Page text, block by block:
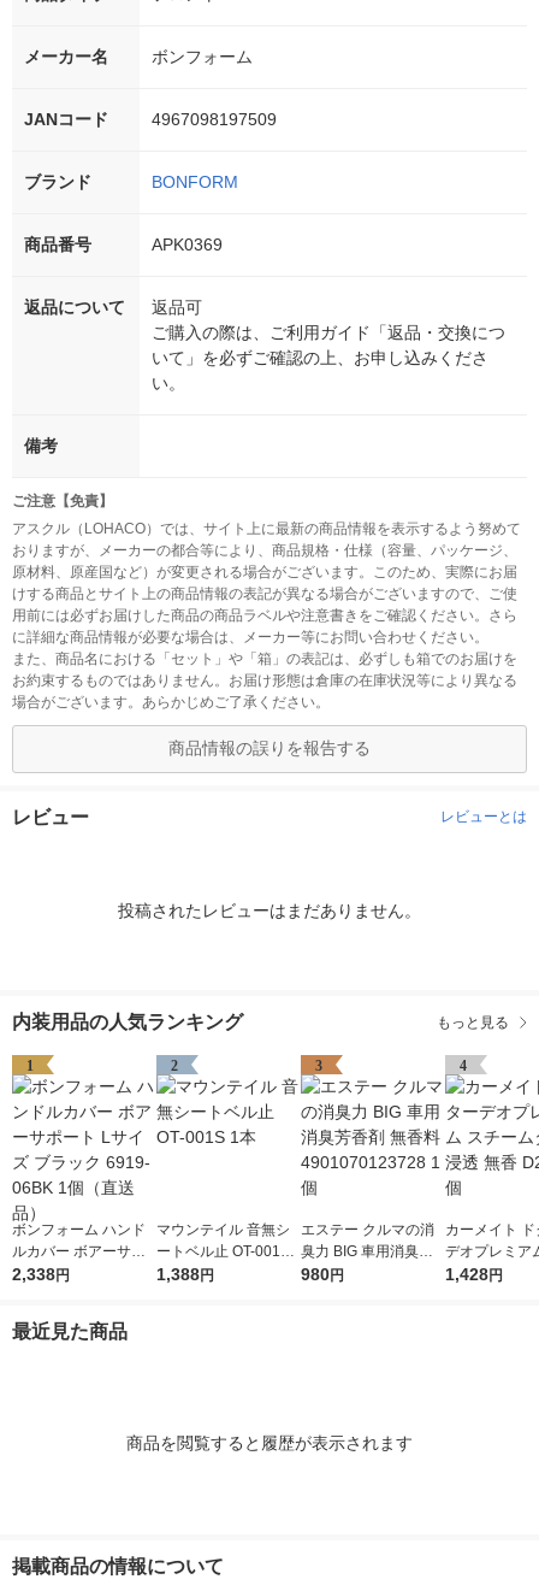
メーカー名 ボンフォーム
JANコード 4967098197509
ブランド BONFORM
商品番号 APK0369
返品について
返品可
ご購入の際は、ご利用ガイド「返品・交換につ
いて」を必ずご確認の上、お申し込みくださ
い。
備考
ご注意【免責】
アスクル（LOHACO）では、サイト上に最新の商品情報を表示するよう努めて
おりますが、メーカーの都合等により、商品規格・仕様（容量、パッケージ、
原材料、原産国など）が変更される場合がございます。このため、実際にお届
けする商品とサイト上の商品情報の表記が異なる場合がございますので、ご使
用前には必ずお届けした商品の商品ラベルや注意書きをご確認ください。さら
に詳細な商品情報が必要な場合は、メーカー等にお問い合わせください。
また、商品名における「セット」や「箱」の表記は、必ずしも箱でのお届けを
お約束するものではありません。お届け形態は倉庫の在庫状況等により異なる
場合がございます。あらかじめご了承ください。
商品情報の誤りを報告する
レビュー レビューとは
投稿されたレビューはまだありません。
内装用品の人気ランキング もっと見る
1
ボンフォーム ハンド
ルカバー ボアーサポ
ート Lサイズ ブラッ
2,338円
2
マウンテイル 音無シ
ートベル止 OT-001S
1本
1,388円
3
エステー クルマの消
臭力 BIG 車用消臭芳
香剤 無香料 4901070
980円
4
カーメイト
デオプレミア
ームタイプ
1,428円
最近見た商品
商品を閲覧すると履歴が表示されます
掲載商品の情報について